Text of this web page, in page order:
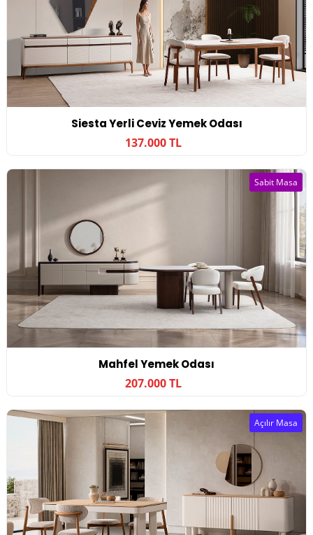
Siesta Yerli Ceviz Yemek Odası
137.000 TL
Mahfel Yemek Odası
207.000 TL
Sabit Masa
Açılır Masa